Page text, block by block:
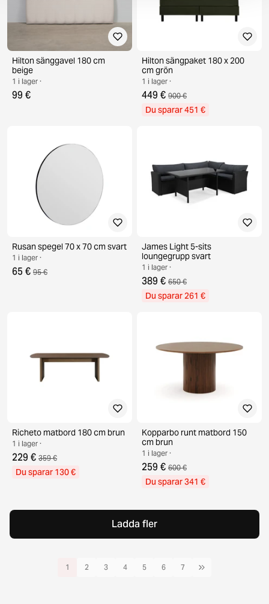
Hilton sänggavel 180 cm
beige
1 i lager ·
99 €
Hilton sängpaket 180 x 200
cm grön
1 i lager ·
449 € 900 €
Du sparar 451 €
Rusan spegel 70 x 70 cm svart
1 i lager ·
65 € 95 €
James Light 5-sits
loungegrupp svart
1 i lager ·
389 € 650 €
Du sparar 261 €
Richeto matbord 180 cm brun
1 i lager ·
229 € 359 €
Du sparar 130 €
Kopparbo runt matbord 150
cm brun
1 i lager ·
259 € 600 €
Du sparar 341 €
Ladda fler
1 2 3 4 5 6 7